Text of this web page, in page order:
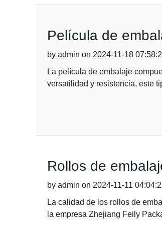
Película de
by admin on 2024-11-18
La película de embalaje
versatilidad y resistencia, este
Rollos de
by admin on 2024-11-11
La calidad de los rollos de
la empresa Zhejiang Feily